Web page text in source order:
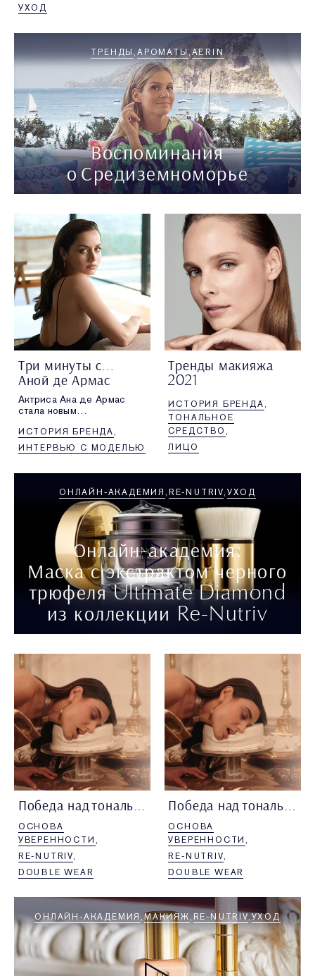
УХОД
Воспоминания
о Средиземноморье
ТРЕНДЫ АРОМАТЫ AERIN
Три минуты с...
Аной де Армас
Актриса Ана де Армас
стала новым
амбассадором бренда
Estée Lauder
ИСТОРИЯ БРЕНДА
ИНТЕРВЬЮ С МОДЕЛЬЮ
Тренды макияжа
2021
ИСТОРИЯ БРЕНДА
ТОНАЛЬНОЕ
СРЕДСТВО
ЛИЦО
Онлайн-академия:
Маска с экстрактом черного
трюфеля Ultimate Diamond
из коллекции Re-Nutriv
ОНЛАЙН-АКАДЕМИЯ RE-NUTRIV УХОД
Победа над тональными страхами
ОСНОВА
УВЕРЕННОСТИ
RE-NUTRIV
DOUBLE WEAR
Победа над тональными страхами
ОСНОВА
УВЕРЕННОСТИ
RE-NUTRIV
DOUBLE WEAR
ОНЛАЙН-АКАДЕМИЯ МАКИЯЖ RE-NUTRIV УХОД